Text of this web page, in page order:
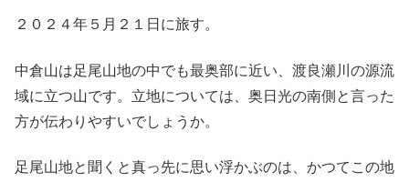
２０２４年５月２１日に旅す。
中倉山は足尾山地の中でも最奥部に近い、渡良瀬川の源流
域に立つ山です。立地については、奥日光の南側と言った
方が伝わりやすいでしょうか。
足尾山地と聞くと真っ先に思い浮かぶのは、かつてこの地